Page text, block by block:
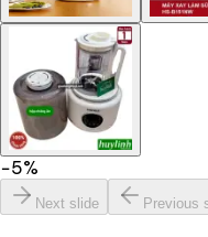
−5%
Next slide Previous